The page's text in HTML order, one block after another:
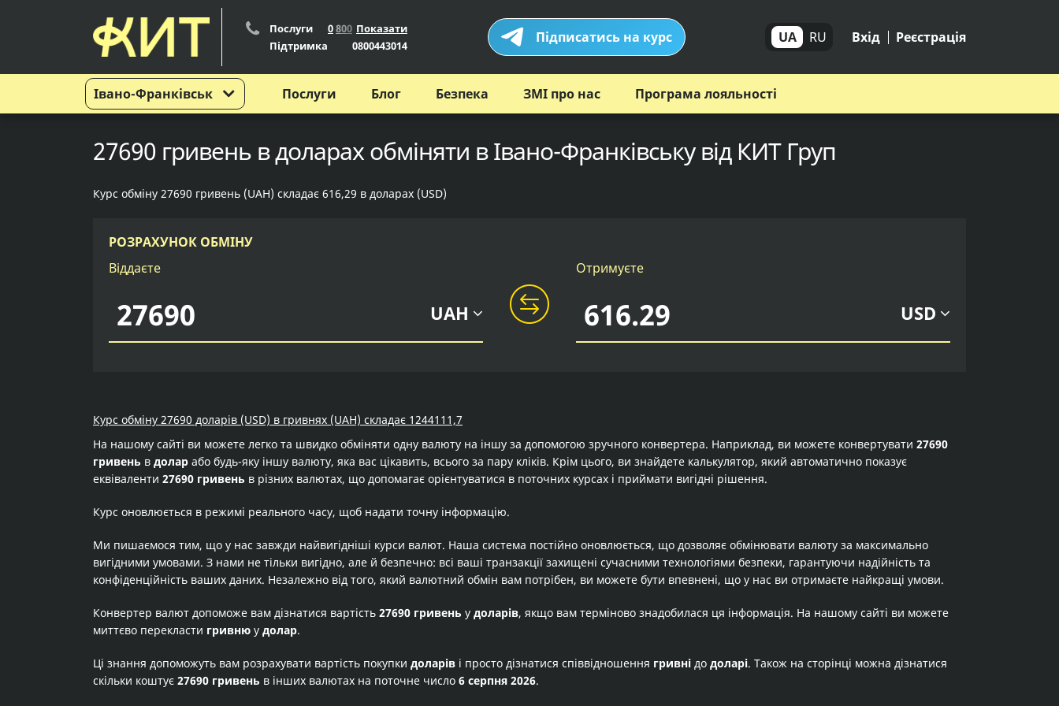
Івано-Франківськ
Послуги 0800 Показати
Підтримка
0800443014 Підписатись на курс UA RU Вхід Реєстрація
Послуги Блог Безпека ЗМІ про нас Програма лояльності
27690 гривень в доларах обміняти в Івано-Франківську від КИТ Груп
Курс обміну 27690 гривень (UAH) складає 616,29 в доларах (USD)
РОЗРАХУНОК ОБМІНУ
Віддаєте
UAH
Отримуєте
USD
Курс обміну 27690 доларів (USD) в гривнях (UAH) складає 1244111,7
На нашому сайті ви можете легко та швидко обміняти одну валюту на іншу за допомогою зручного конвертера. Наприклад, ви можете конвертувати 27690
гривень в долар або будь-яку іншу валюту, яка вас цікавить, всього за пару кліків. Крім цього, ви знайдете калькулятор, який автоматично показує
еквіваленти 27690 гривень в різних валютах, що допомагає орієнтуватися в поточних курсах і приймати вигідні рішення.
Курс оновлюється в режимі реального часу, щоб надати точну інформацію.
Ми пишаємося тим, що у нас завжди найвигідніші курси валют. Наша система постійно оновлюється, що дозволяє обмінювати валюту за максимально
вигідними умовами. З нами не тільки вигідно, але й безпечно: всі ваші транзакції захищені сучасними технологіями безпеки, гарантуючи надійність та
конфіденційність ваших даних. Незалежно від того, який валютний обмін вам потрібен, ви можете бути впевнені, що у нас ви отримаєте найкращі умови.
Конвертер валют допоможе вам дізнатися вартість 27690 гривень у доларів, якщо вам терміново знадобилася ця інформація. На нашому сайті ви можете
миттєво перекласти гривню у долар.
Ці знання допоможуть вам розрахувати вартість покупки доларів і просто дізнатися співвідношення гривні до доларі. Також на сторінці можна дізнатися
скільки коштує 27690 гривень в інших валютах на поточне число 6 серпня 2026.